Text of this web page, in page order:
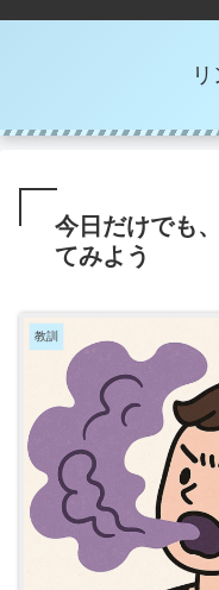
今日だけでも
てみよう
教訓